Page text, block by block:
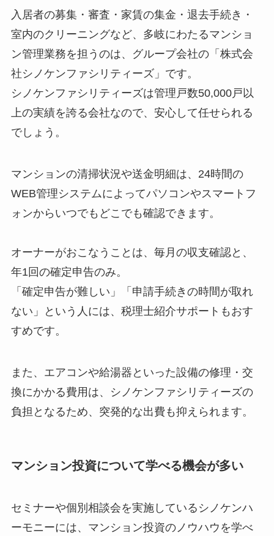
入居者の募集・審査・家賃の集金・退去手続き・
室内のクリーニングなど、多岐にわたるマンショ
ン管理業務を担うのは、グループ会社の「株式会
社シノケンファシリティーズ」です。
シノケンファシリティーズは管理戸数50,000戸以
上の実績を誇る会社なので、安心して任せられる
でしょう。
マンションの清掃状況や送金明細は、24時間の
WEB管理システムによってパソコンやスマートフ
ォンからいつでもどこでも確認できます。
オーナーがおこなうことは、毎月の収支確認と、
年1回の確定申告のみ。
「確定申告が難しい」「申請手続きの時間が取れ
ない」という人には、税理士紹介サポートもおす
すめです。
また、エアコンや給湯器といった設備の修理・交
換にかかる費用は、シノケンファシリティーズの
負担となるため、突発的な出費も抑えられます。
マンション投資について学べる機会が多い
セミナーや個別相談会を実施しているシノケンハ
ーモニーには、マンション投資のノウハウを学べ